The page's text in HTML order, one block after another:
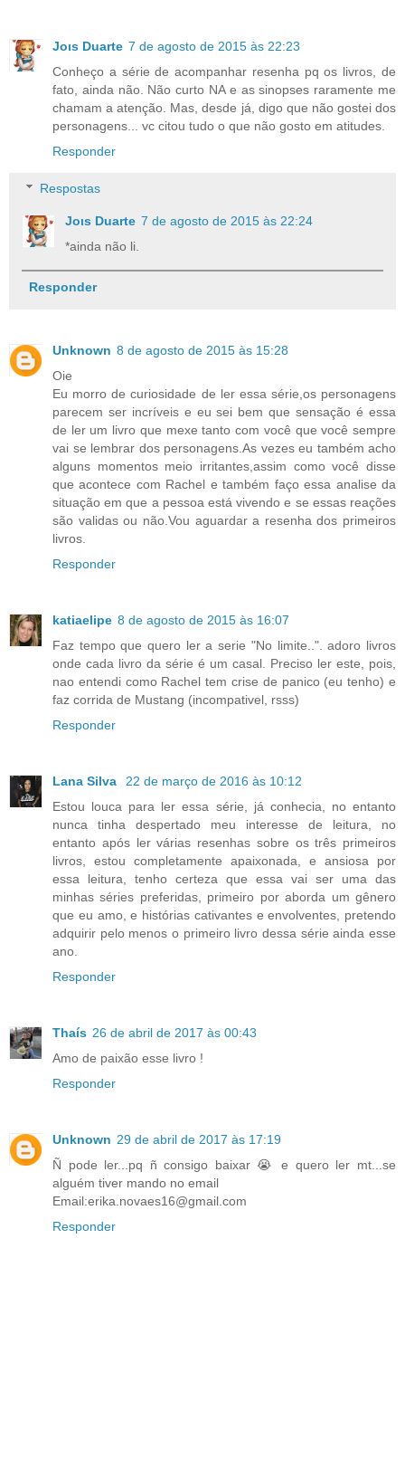
Joιѕ Duarte 7 de agosto de 2015 às 22:23
Conheço a série de acompanhar resenha pq os livros, de
fato, ainda não. Não curto NA e as sinopses raramente me
chamam a atenção. Mas, desde já, digo que não gostei dos
personagens... vc citou tudo o que não gosto em atitudes.
Responder
Respostas
Joιѕ Duarte 7 de agosto de 2015 às 22:24
*ainda não li.
Responder
Unknown 8 de agosto de 2015 às 15:28
Oie
Eu morro de curiosidade de ler essa série,os personagens
parecem ser incríveis e eu sei bem que sensação é essa
de ler um livro que mexe tanto com você que você sempre
vai se lembrar dos personagens.As vezes eu também acho
alguns momentos meio irritantes,assim como você disse
que acontece com Rachel e também faço essa analise da
situação em que a pessoa está vivendo e se essas reações
são validas ou não.Vou aguardar a resenha dos primeiros
livros.
Responder
katiaelipe 8 de agosto de 2015 às 16:07
Faz tempo que quero ler a serie "No limite..". adoro livros
onde cada livro da série é um casal. Preciso ler este, pois,
nao entendi como Rachel tem crise de panico (eu tenho) e
faz corrida de Mustang (incompativel, rsss)
Responder
Lana Silva
22 de março de 2016 às 10:12
Estou louca para ler essa série, já conhecia, no entanto
nunca tinha despertado meu interesse de leitura, no
entanto após ler várias resenhas sobre os três primeiros
livros, estou completamente apaixonada, e ansiosa por
essa leitura, tenho certeza que essa vai ser uma das
minhas séries preferidas, primeiro por aborda um gênero
que eu amo, e histórias cativantes e envolventes, pretendo
adquirir pelo menos o primeiro livro dessa série ainda esse
ano.
Responder
Thaís 26 de abril de 2017 às 00:43
Amo de paixão esse livro !
Responder
Unknown 29 de abril de 2017 às 17:19
Ñ pode ler...pq ñ consigo baixar 😭 e quero ler mt...se
alguém tiver mando no email
Email:erika.novaes16@gmail.com
Responder